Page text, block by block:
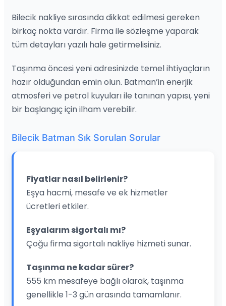
Bilecik nakliye sırasında dikkat edilmesi gereken
birkaç nokta vardır. Firma ile sözleşme yaparak
tüm detayları yazılı hale getirmelisiniz.
Taşınma öncesi yeni adresinizde temel ihtiyaçların
hazır olduğundan emin olun. Batman’in enerjik
atmosferi ve petrol kuyuları ile tanınan yapısı, yeni
bir başlangıç için ilham verebilir.
Bilecik Batman Sık Sorulan Sorular
Fiyatlar nasıl belirlenir?
Eşya hacmi, mesafe ve ek hizmetler
ücretleri etkiler.
Eşyalarım sigortalı mı?
Çoğu firma sigortalı nakliye hizmeti sunar.
Taşınma ne kadar sürer?
555 km mesafeye bağlı olarak, taşınma
genellikle 1-3 gün arasında tamamlanır.